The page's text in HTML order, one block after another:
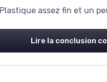
Plastique assez fin et un
Lire la conclusion